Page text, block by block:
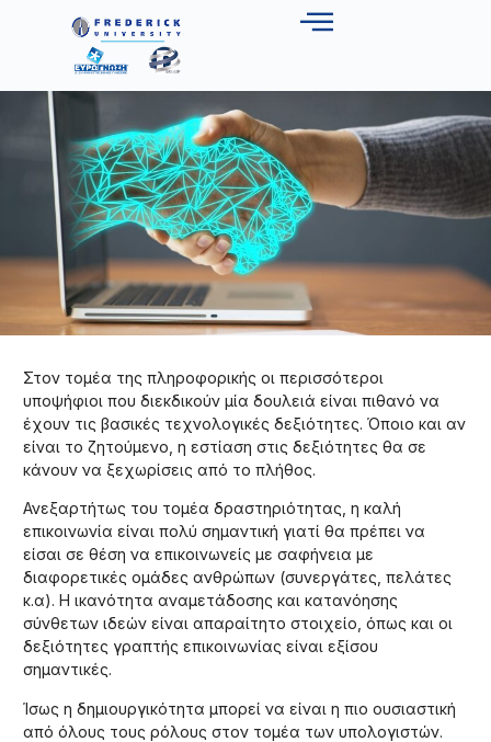
Στον τομέα της πληροφορικής οι περισσότεροι
υποψήφιοι που διεκδικούν μία δουλειά είναι πιθανό να
έχουν τις βασικές τεχνολογικές δεξιότητες. Όποιο και αν
είναι το ζητούμενο, η εστίαση στις δεξιότητες θα σε
κάνουν να ξεχωρίσεις από το πλήθος.
Ανεξαρτήτως του τομέα δραστηριότητας, η καλή
επικοινωνία είναι πολύ σημαντική γιατί θα πρέπει να
είσαι σε θέση να επικοινωνείς με σαφήνεια με
διαφορετικές ομάδες ανθρώπων (συνεργάτες, πελάτες
κ.α). Η ικανότητα αναμετάδοσης και κατανόησης
σύνθετων ιδεών είναι απαραίτητο στοιχείο, όπως και οι
δεξιότητες γραπτής επικοινωνίας είναι εξίσου
σημαντικές.
Ίσως η δημιουργικότητα μπορεί να είναι η πιο ουσιαστική
από όλους τους ρόλους στον τομέα των υπολογιστών.